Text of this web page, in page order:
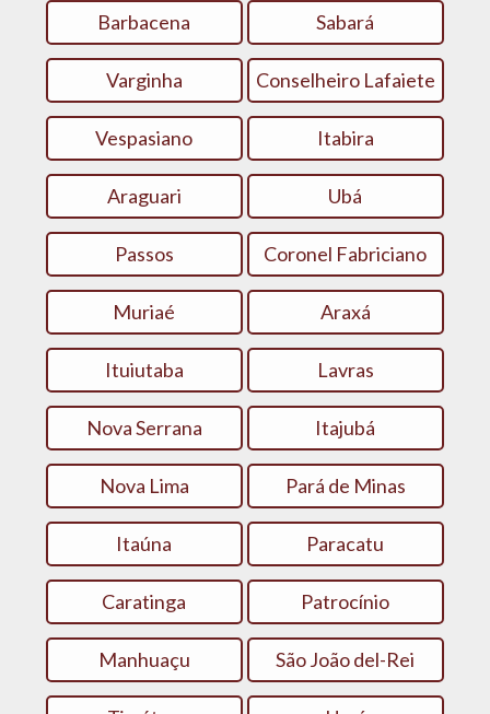
Barbacena Sabará
Varginha Conselheiro Lafaiete
Vespasiano Itabira
Araguari Ubá
Passos Coronel Fabriciano
Muriaé Araxá
Ituiutaba Lavras
Nova Serrana Itajubá
Nova Lima Pará de Minas
Itaúna Paracatu
Caratinga Patrocínio
Manhuaçu São João del-Rei